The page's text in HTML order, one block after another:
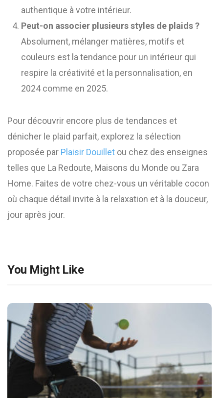
authentique à votre intérieur.
Peut-on associer plusieurs styles de plaids ?
Absolument, mélanger matières, motifs et
couleurs est la tendance pour un intérieur qui
respire la créativité et la personnalisation, en
2024 comme en 2025.
Pour découvrir encore plus de tendances et
dénicher le plaid parfait, explorez la sélection
proposée par Plaisir Douillet ou chez des enseignes
telles que La Redoute, Maisons du Monde ou Zara
Home. Faites de votre chez-vous un véritable cocon
où chaque détail invite à la relaxation et à la douceur,
jour après jour.
You Might Like